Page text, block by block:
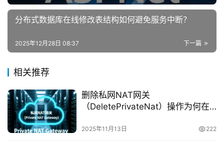
分布式数据库在线修改表结构如何避免服务中断？
下一篇
2025年12月28日 08:37
相关推荐
删除私网NAT网关
（DeletePrivateNat）操作为何在
2025年11月13日 222